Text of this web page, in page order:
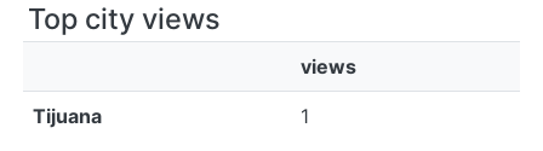
Top city views
views
Tijuana 1